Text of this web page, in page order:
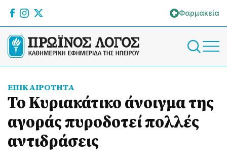
Φαρμακεία
ΕΠΙΚΑΙΡΟΤΗΤΑ
Το Κυριακάτικο άνοιγμα της
αγοράς πυροδοτεί πολλές
αντιδράσεις